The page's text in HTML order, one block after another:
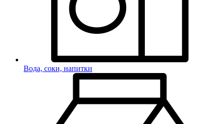
Вода, соки, напитки